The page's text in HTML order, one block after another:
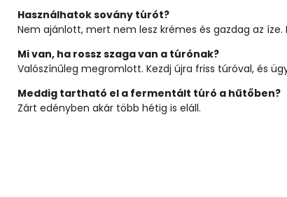
Használhatok sovány túrót?
Nem ajánlott, mert nem lesz krémes és gazdag az
Mi van, ha rossz szaga van a túrónak?
Valószínűleg megromlott. Kezdj újra friss túróval, és
Meddig tartható el a fermentált túró a hűtőben?
Zárt edényben akár több hétig is eláll.